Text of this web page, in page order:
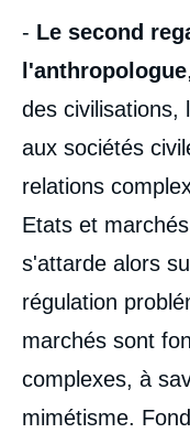
- Le second
l'anthropologue
des civilisations,
aux sociétés
relations
Etats et
s'attarde alors
régulation
marchés sont
complexes, à
mimétisme.